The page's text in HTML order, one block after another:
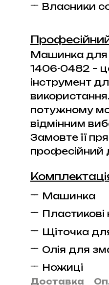
Власники
Машинка для
1406-0482 –
інструмент
потужному
відмінним
Замовте її
професійний
Машинка
Пластикові
Щіточка
Олія для
Ножиці
Доставка